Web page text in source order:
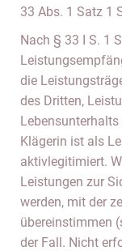
33 Abs. 1 Satz 1
Nach § 33 I S. 1
die
des Dritten,
Klägerin ist als
aktivlegitimiert.
Leistungen zur
werden, mit der
übereinstimmen
der Fall. Nicht